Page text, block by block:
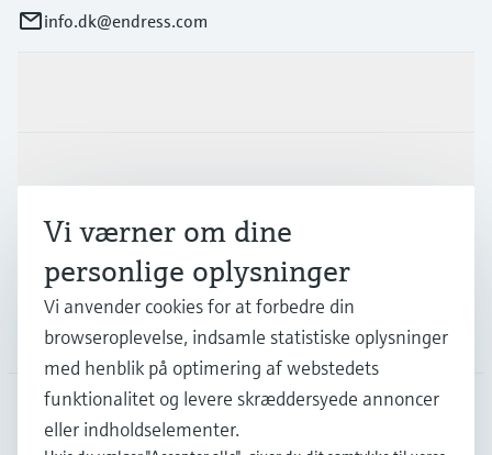
info.dk@endress.com
Virksomhed
DNK •Dansk
Vi værner om dine
personlige oplysninger
Vi anvender cookies for at forbedre din
browseroplevelse, indsamle statistiske oplysninger
med henblik på optimering af webstedets
funktionalitet og levere skræddersyede annoncer
eller indholdselementer.